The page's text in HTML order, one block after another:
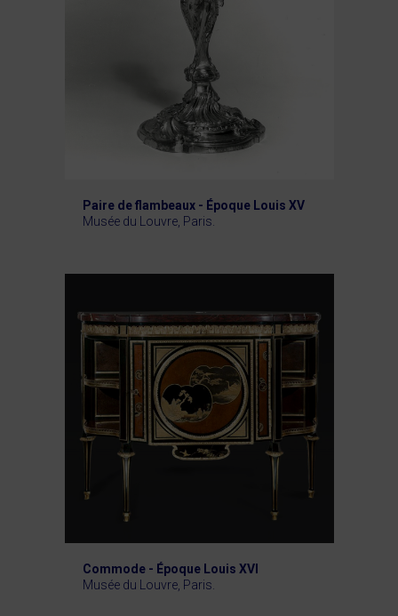
Paire de flambeaux - Époque Louis XV
Musée du Louvre, Paris.
Commode - Époque Louis XVI
Musée du Louvre, Paris.